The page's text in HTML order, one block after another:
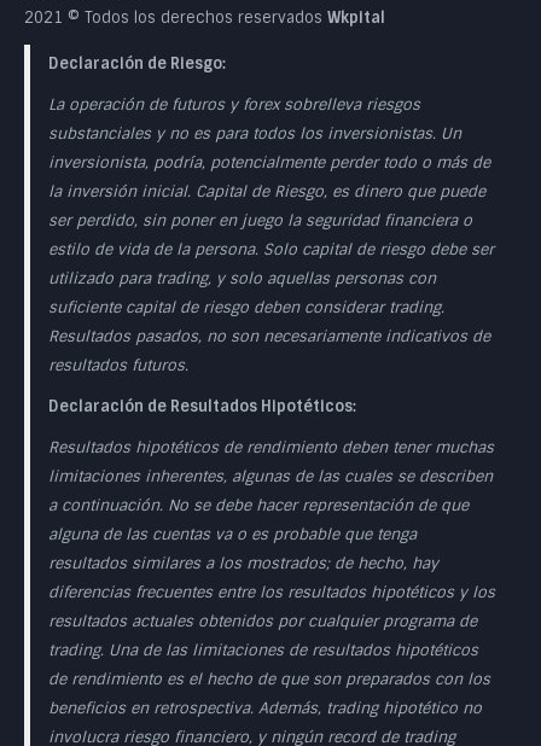
2021 © Todos los derechos reservados Wkpital
Declaración de Riesgo:
La operación de futuros y forex sobrelleva riesgos
substanciales y no es para todos los inversionistas. Un
inversionista, podría, potencialmente perder todo o más de
la inversión inicial. Capital de Riesgo, es dinero que puede
ser perdido, sin poner en juego la seguridad financiera o
estilo de vida de la persona. Solo capital de riesgo debe ser
utilizado para trading, y solo aquellas personas con
suficiente capital de riesgo deben considerar trading.
Resultados pasados, no son necesariamente indicativos de
resultados futuros.
Declaración de Resultados Hipotéticos:
Resultados hipotéticos de rendimiento deben tener muchas
limitaciones inherentes, algunas de las cuales se describen
a continuación. No se debe hacer representación de que
alguna de las cuentas va o es probable que tenga
resultados similares a los mostrados; de hecho, hay
diferencias frecuentes entre los resultados hipotéticos y los
resultados actuales obtenidos por cualquier programa de
trading. Una de las limitaciones de resultados hipotéticos
de rendimiento es el hecho de que son preparados con los
beneficios en retrospectiva. Además, trading hipotético no
involucra riesgo financiero, y ningún record de trading